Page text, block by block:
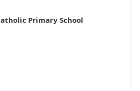
Primary School